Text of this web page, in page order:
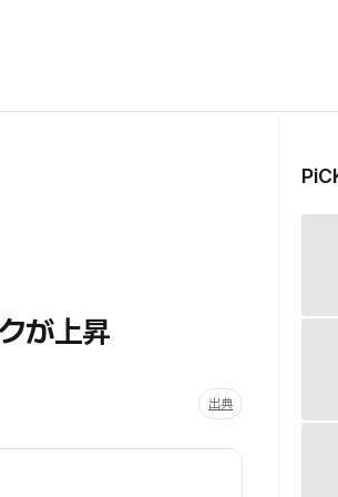
が上昇
出典